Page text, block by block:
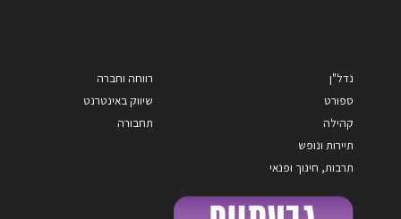
נדל"ן
ספורט
קהילה
תיירות ונופש
תרבות, חינוך ופנאי
רווחה וחברה
שיווק באינטרנט
תחבורה